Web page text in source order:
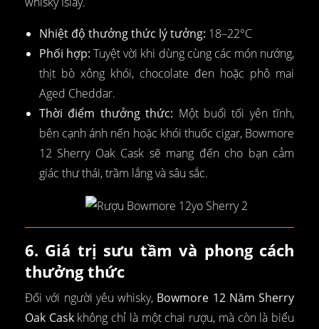
Nhiệt độ thưởng thức lý tưởng: 18–22°C
Phối hợp: Tuyệt vời khi dùng cùng các món nướng,
thịt bò xông khói, chocolate đen hoặc phô mai
Aged Cheddar.
Thời điểm thưởng thức: Một buổi tối yên tĩnh,
bên cạnh ánh nến hoặc khói thuốc cigar, Bowmore
12 Sherry Oak Cask sẽ mang đến cho bạn cảm
giác thư thái, trầm lắng và sâu sắc.
6. Giá trị sưu tầm và phong cách
thưởng thức
Đối với người yêu whisky, Bowmore 12 Năm Sherry
Oak Caskkhông chỉ là một chai rượu, mà còn là biểu